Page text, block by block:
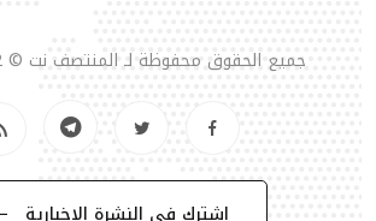
جميع الحقوق محفوظة لـ المنتصف نت © 2012 - 2026
إشترك في النشرة الإخبارية